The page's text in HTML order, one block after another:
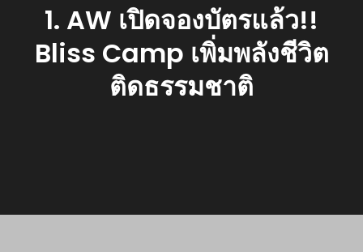
1. AW เปิดจองบัตรแล้ว!!
Bliss Camp เพิ่มพลังชีวิต
ติดธรรมชาติ